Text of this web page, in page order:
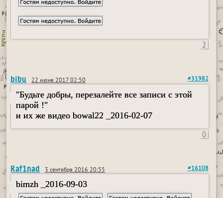
2
bibu 22 июня 2017 02:50 #31982
"Будьте добры, перезалейте все записи с этой
парой !"
и их же видео bowal22 _2016-02-07
0
Raf1nad 3 сентября 2016 20:55 #16108
bimzh _2016-09-03